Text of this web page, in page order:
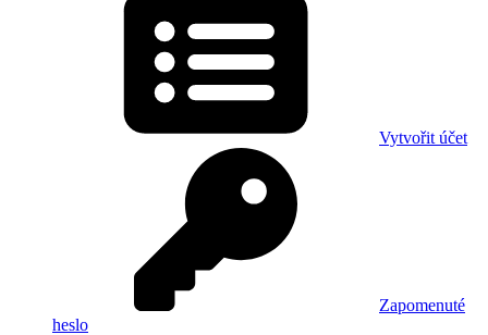
Vytvořit účet
Zapomenuté
heslo